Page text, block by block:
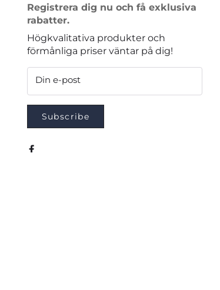
Registrera dig nu och få exklusiva
rabatter.
Högkvalitativa produkter och
förmånliga priser väntar på dig!
Din e-post
Subscribe